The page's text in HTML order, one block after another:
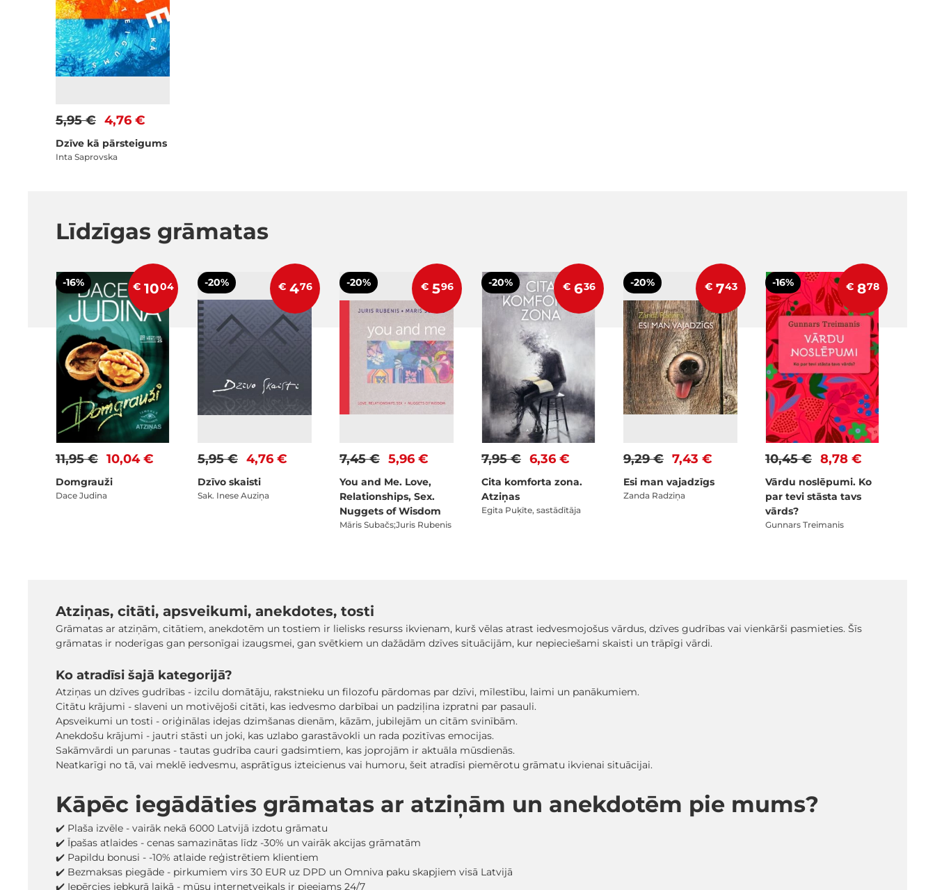
4,76 €
5,95 €
Dzīve kā pārsteigums
Inta Saprovska
Līdzīgas grāmatas
-16% € 1004
10,04 €
11,95 €
Domgrauži
Dace Judina
-20% € 476
4,76 €
5,95 €
Dzīvo skaisti
Sak. Inese Auziņa
-20% € 596
5,96 €
7,45 €
You and Me. Love,
Relationships, Sex.
Nuggets of Wisdom
Māris Subačs;Juris Rubenis
-20% € 636
6,36 €
7,95 €
Cita komforta zona.
Atziņas
Egita Puķīte, sastādītāja
-20% € 743
7,43 €
9,29 €
Esi man vajadzīgs
Zanda Radziņa
-16% € 878
8,78 €
10,45 €
Vārdu noslēpumi. Ko
par tevi stāsta tavs
vārds?
Gunnars Treimanis
Atziņas, citāti, apsveikumi, anekdotes, tosti
Grāmatas ar atziņām, citātiem, anekdotēm un tostiem ir lielisks resurss ikvienam, kurš vēlas atrast iedvesmojošus vārdus, dzīves gudrības vai vienkārši pasmieties. Šīs
grāmatas ir noderīgas gan personīgai izaugsmei, gan svētkiem un dažādām dzīves situācijām, kur nepieciešami skaisti un trāpīgi vārdi.
Ko atradīsi šajā kategorijā?
Atziņas un dzīves gudrības - izcilu domātāju, rakstnieku un filozofu pārdomas par dzīvi, mīlestību, laimi un panākumiem.
Citātu krājumi - slaveni un motivējoši citāti, kas iedvesmo darbībai un padziļina izpratni par pasauli.
Apsveikumi un tosti - oriģinālas idejas dzimšanas dienām, kāzām, jubilejām un citām svinībām.
Anekdošu krājumi - jautri stāsti un joki, kas uzlabo garastāvokli un rada pozitīvas emocijas.
Sakāmvārdi un parunas - tautas gudrība cauri gadsimtiem, kas joprojām ir aktuāla mūsdienās.
Neatkarīgi no tā, vai meklē iedvesmu, asprātīgus izteicienus vai humoru, šeit atradīsi piemērotu grāmatu ikvienai situācijai.
Kāpēc iegādāties grāmatas ar atziņām un anekdotēm pie mums?
✔️ Plaša izvēle - vairāk nekā 6000 Latvijā izdotu grāmatu
✔️ Īpašas atlaides - cenas samazinātas līdz -30% un vairāk akcijas grāmatām
✔️ Papildu bonusi - -10% atlaide reģistrētiem klientiem
✔️ Bezmaksas piegāde - pirkumiem virs 30 EUR uz DPD un Omniva paku skapjiem visā Latvijā
✔️ Iepērcies jebkurā laikā - mūsu internetveikals ir pieejams 24/7